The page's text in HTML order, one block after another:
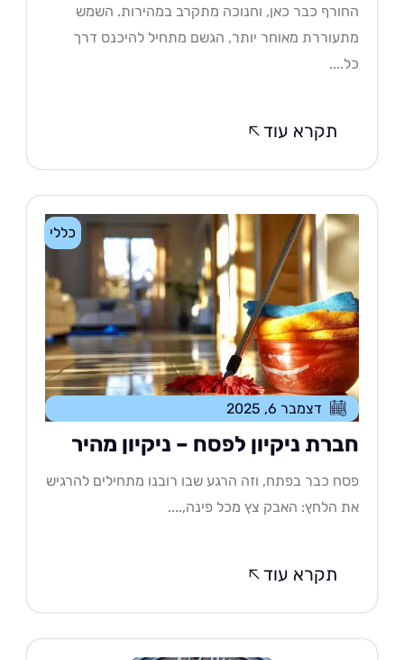
כבר כאן, וחנוכה מתקרב במהירות. השמש
מאוחר יותר, הגשם מתחיל להיכנס דרך
תקרא עוד
כללי
דצמבר 6, 2025
ניקיון לפסח – ניקיון מהיר
כבר בפתח, וזה הרגע שבו רובנו מתחילים להרגיש
הלחץ: האבק צץ מכל פינה,....
תקרא עוד